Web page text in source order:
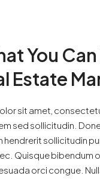
You
Estate
sit amet,
sed sollicitudin.
hendrerit sollicitudin
Quisque bibendum
orci congue.